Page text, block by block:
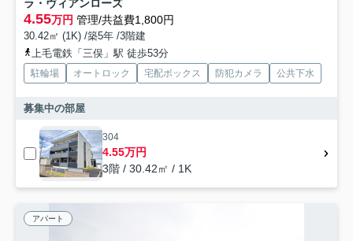
ラ・ヴィアンローズ
4.55万円 管理/共益費1,800円
30.42㎡ (1K) /築5年 /3階建
上毛電鉄「三俣」駅 徒歩53分
駐輪場 オートロック 宅配ボックス 防犯カメラ 公共下水
募集中の部屋
304
4.55万円
3階 / 30.42㎡ / 1K
アパート